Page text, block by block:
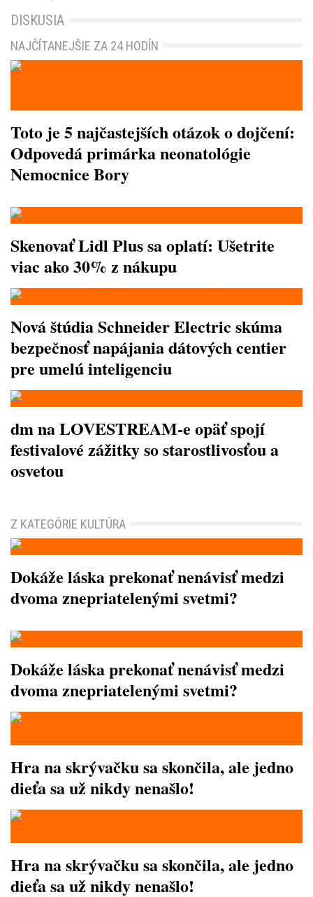
DISKUSIA
NAJČÍTANEJŠIE ZA 24 HODÍN
Toto je 5 najčastejších otázok o dojčení:
Odpovedá primárka neonatológie
Nemocnice Bory
Skenovať Lidl Plus sa oplatí: Ušetrite
viac ako 30% z nákupu
Nová štúdia Schneider Electric skúma
bezpečnosť napájania dátových centier
pre umelú inteligenciu
dm na LOVESTREAM-e opäť spojí
festivalové zážitky so starostlivosťou a
osvetou
Z KATEGÓRIE KULTÚRA
Dokáže láska prekonať nenávisť medzi
dvoma znepriatelenými svetmi?
Dokáže láska prekonať nenávisť medzi
dvoma znepriatelenými svetmi?
Hra na skrývačku sa skončila, ale jedno
dieťa sa už nikdy nenašlo!
Hra na skrývačku sa skončila, ale jedno
dieťa sa už nikdy nenašlo!